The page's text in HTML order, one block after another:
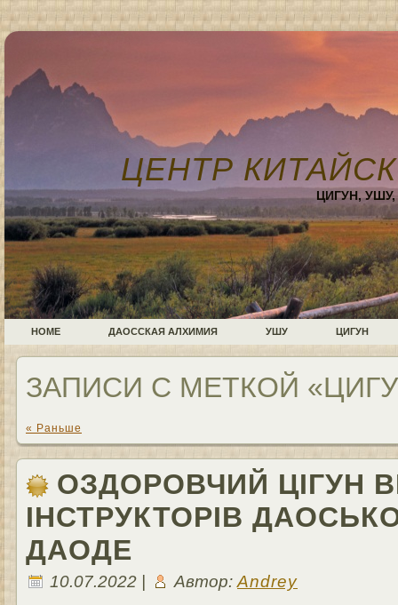
ЦЕНТР
ЦИГУН,
HOME ДАОССКАЯ АЛХИМИЯ УШУ ЦИГУН
ЗАПИСИ С МЕТКОЙ
« Раньше
ОЗДОРОВЧИЙ ЦІГУН
ІНСТРУКТОРІВ
ДАОДЕ
10.07.2022 | Автор: Andrey